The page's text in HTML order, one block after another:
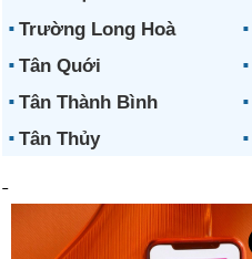
Trường Long Hoà
Tân Quới
Tân Thành Bình
Tân Thủy